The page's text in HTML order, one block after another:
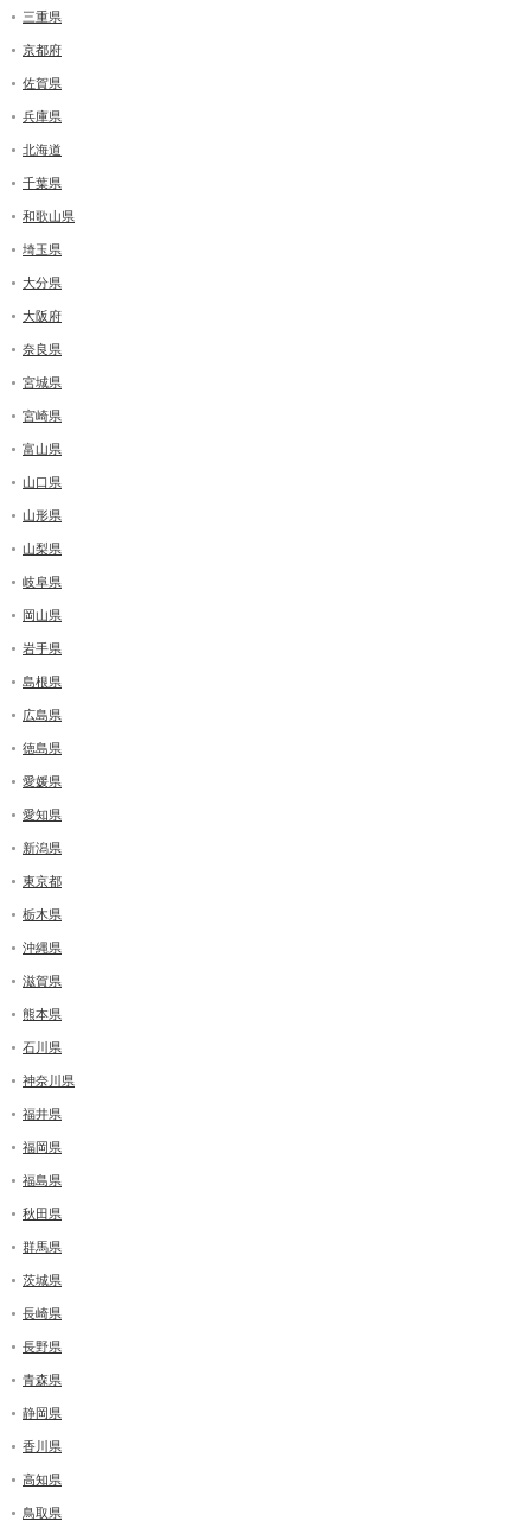
三重県
京都府
佐賀県
兵庫県
北海道
千葉県
和歌山県
埼玉県
大分県
大阪府
奈良県
宮城県
宮崎県
富山県
山口県
山形県
山梨県
岐阜県
岡山県
岩手県
島根県
広島県
徳島県
愛媛県
愛知県
新潟県
東京都
栃木県
沖縄県
滋賀県
熊本県
石川県
神奈川県
福井県
福岡県
福島県
秋田県
群馬県
茨城県
長崎県
長野県
青森県
静岡県
香川県
高知県
鳥取県